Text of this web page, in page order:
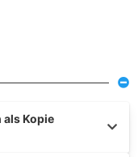
als Kopie